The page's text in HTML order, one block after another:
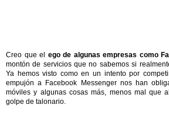
Creo que el ego de algunas empresas como
montón de servicios que no sabemos si
Ya hemos visto como en un intento por
empujón a Facebook Messenger nos han
móviles y algunas cosas más, menos mal que
golpe de talonario.